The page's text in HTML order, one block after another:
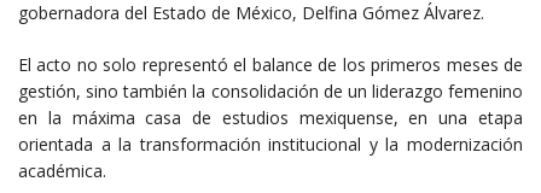
gobernadora del Estado de México, Delfina Gómez Álvarez.
El acto no solo representó el balance de los primeros meses de
gestión, sino también la consolidación de un liderazgo femenino
en la máxima casa de estudios mexiquense, en una etapa
orientada a la transformación institucional y la modernización
académica.